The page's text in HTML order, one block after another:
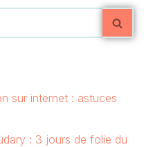
sur internet : astuces
: 3 jours de folie du